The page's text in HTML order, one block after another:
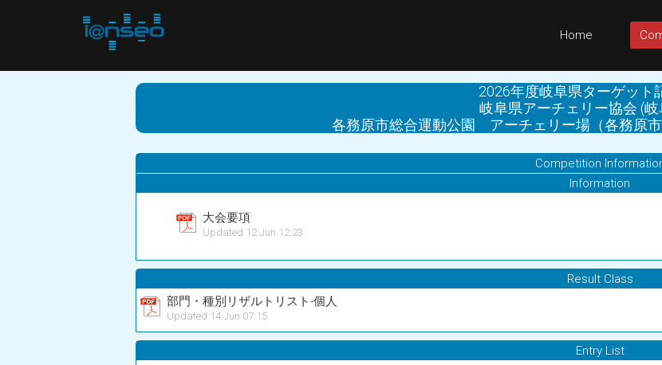
Home
2026年度岐阜県ターゲット
岐阜県アーチェリー協会 (
各務原市総合運動公園 アーチェリー場（各務原
Competition
Information
大会要項
Updated 12 Jun 12:23
Result Class
部門・種別リザルトリスト-個人
Updated 14 Jun 07:15
Entry List